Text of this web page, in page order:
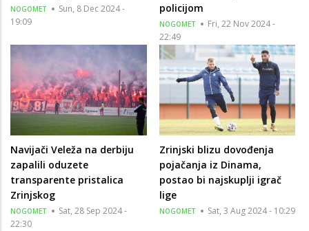
NOGOMET
Sun, 8 Dec 2024 -
19:09
policijom
NOGOMET
Fri, 22 Nov 2024 -
22:49
Navijači Veleža na derbiju
zapalili oduzete
transparente pristalica
Zrinjskog
NOGOMET
Sat, 28 Sep 2024 -
22:30
Zrinjski blizu dovođenja
pojačanja iz Dinama,
postao bi najskuplji igrač
lige
NOGOMET Sat, 3 Aug 2024 - 10:29